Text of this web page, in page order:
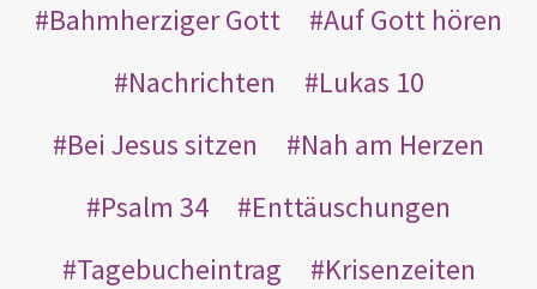
Bahmherziger Gott
Auf Gott hören
Nachrichten
Lukas 10
Bei Jesus sitzen
Nah am Herzen
Psalm 34
Enttäuschungen
Tagebucheintrag
Krisenzeiten